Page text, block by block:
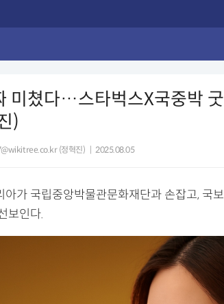
미쳤다…스타벅스X국중박 굿
)
(정혁진) 2025.08.05
아가 국립중앙박물관문화재단과 손잡고, 국
보인다.